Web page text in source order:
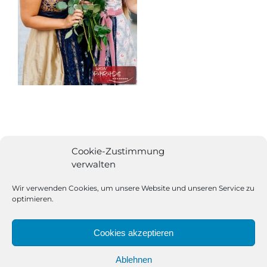
Cookie-Zustimmung
verwalten
Wir verwenden Cookies, um unsere Website und unseren Service zu
optimieren.
Cookies akzeptieren
Ablehnen